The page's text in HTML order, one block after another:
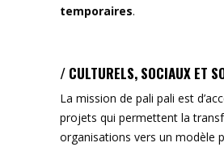
temporaires.
/ CULTURELS, SOCIAUX ET
La mission de pali pali est
projets qui permettent la
organisations vers un modèle